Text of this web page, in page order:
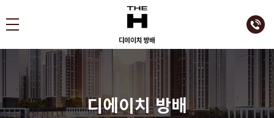
디에이치 방배